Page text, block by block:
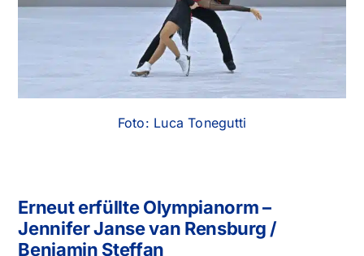
Foto: Luca Tonegutti
Erneut erfüllte Olympianorm –
Jennifer Janse van Rensburg /
Benjamin Steffan